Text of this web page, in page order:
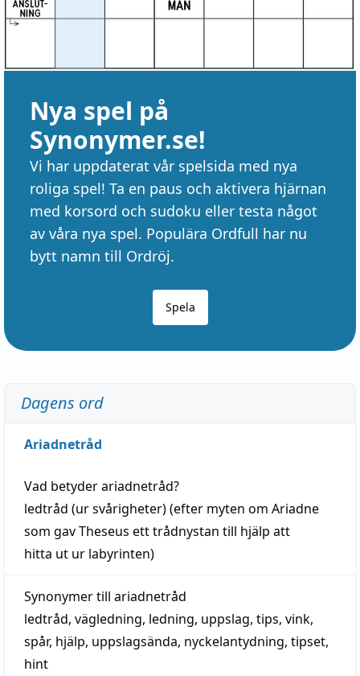
Nya spel på
Synonymer.se!
Vi har uppdaterat vår spelsida med nya
roliga spel! Ta en paus och aktivera hjärnan
med korsord och sudoku eller testa något
av våra nya spel. Populära Ordfull har nu
bytt namn till Ordröj.
Spela
Dagens ord
Ariadnetråd
Vad betyderariadnetråd?
ledtråd (ur svårigheter) (efter myten om Ariadne
som gav Theseus ett trådnystan till hjälp att
hitta ut ur labyrinten)
Synonymer till ariadnetråd
ledtråd, vägledning, ledning, uppslag, tips, vink,
spår, hjälp, uppslagsända, nyckelantydning, tipset,
hint